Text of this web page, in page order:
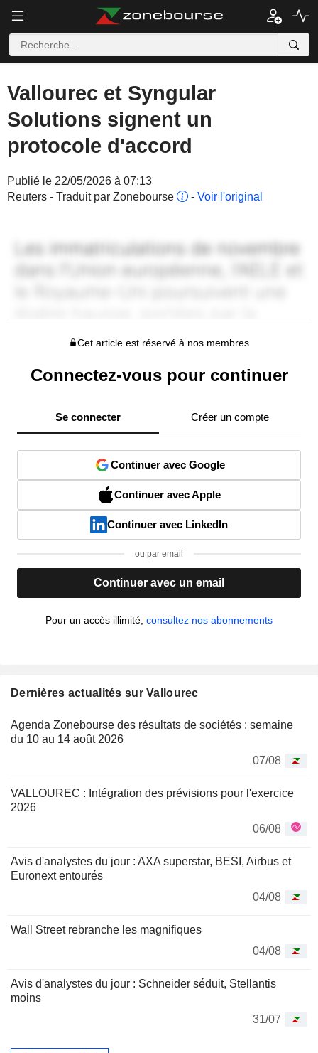
Vallourec et Syngular
Solutions signent un
protocole d'accord
Publié le 22/05/2026 à 07:13
Reuters - Traduit par Zonebourse
- Voir l'original
Cet article est réservé à nos membres
Connectez-vous pour continuer
Se connecter Créer un compte
Continuer avec Google
Continuer avec Apple
Continuer avec LinkedIn
ou par email
Continuer avec un email
Pour un accès illimité, consultez nos abonnements
Dernières actualités sur Vallourec
Agenda Zonebourse des résultats de sociétés : semaine
du 10 au 14 août 2026
07/08
VALLOUREC : Intégration des prévisions pour l'exercice
2026
06/08
Avis d'analystes du jour : AXA superstar, BESI, Airbus et
Euronext entourés
04/08
Wall Street rebranche les magnifiques
04/08
Avis d'analystes du jour : Schneider séduit, Stellantis
moins
31/07